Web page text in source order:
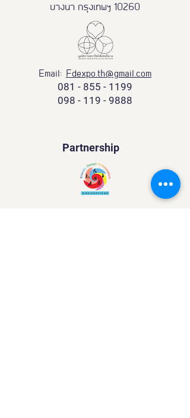
บางนา กรุงเทพฯ 10260
Email: Fdexpo.th@gmail.com
081 - 855 - 1199
098 - 119 - 9888
Partnership